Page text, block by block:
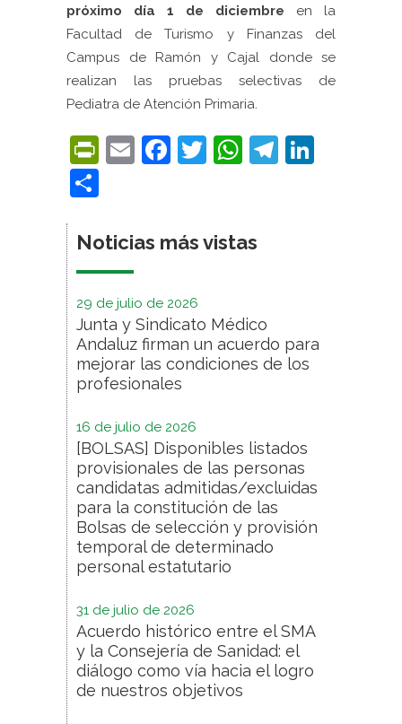
próximo día 1 de diciembre en la
Facultad de Turismo y Finanzas del
Campus de Ramón y Cajal donde se
realizan las pruebas selectivas de
Pediatra de Atención Primaria.
PrintFriendly
EmailFacebook
Twitter
WhatsApp
Noticias más vistas
29 de julio de 2026
Junta y Sindicato Médico
Andaluz firman un acuerdo para
mejorar las condiciones de los
profesionales
16 de julio de 2026
[BOLSAS] Disponibles listados
provisionales de las personas
candidatas admitidas/excluidas
para la constitución de las
Bolsas de selección y provisión
temporal de determinado
personal estatutario
31 de julio de 2026
Acuerdo histórico entre el SMA
y la Consejería de Sanidad: el
diálogo como vía hacia el logro
de nuestros objetivos